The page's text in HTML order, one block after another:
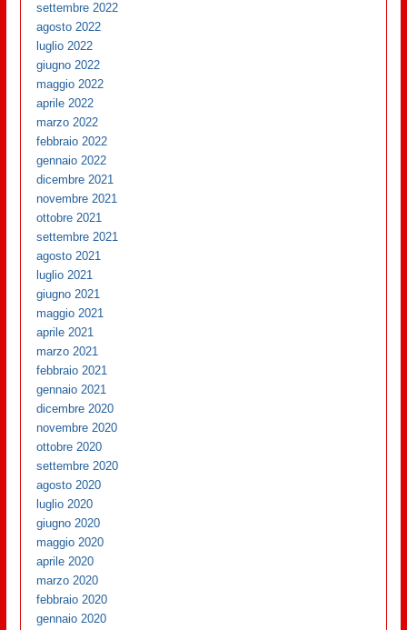
settembre 2022
agosto 2022
luglio 2022
giugno 2022
maggio 2022
aprile 2022
marzo 2022
febbraio 2022
gennaio 2022
dicembre 2021
novembre 2021
ottobre 2021
settembre 2021
agosto 2021
luglio 2021
giugno 2021
maggio 2021
aprile 2021
marzo 2021
febbraio 2021
gennaio 2021
dicembre 2020
novembre 2020
ottobre 2020
settembre 2020
agosto 2020
luglio 2020
giugno 2020
maggio 2020
aprile 2020
marzo 2020
febbraio 2020
gennaio 2020